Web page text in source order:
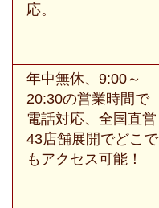
応。
年中無休、9:00～
20:30の営業時間で
電話対応、全国直営
43店舗展開でどこで
もアクセス可能！